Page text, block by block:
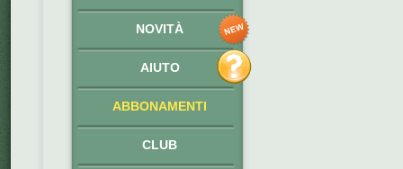
NOVITÀ
AIUTO
ABBONAMENTI
CLUB